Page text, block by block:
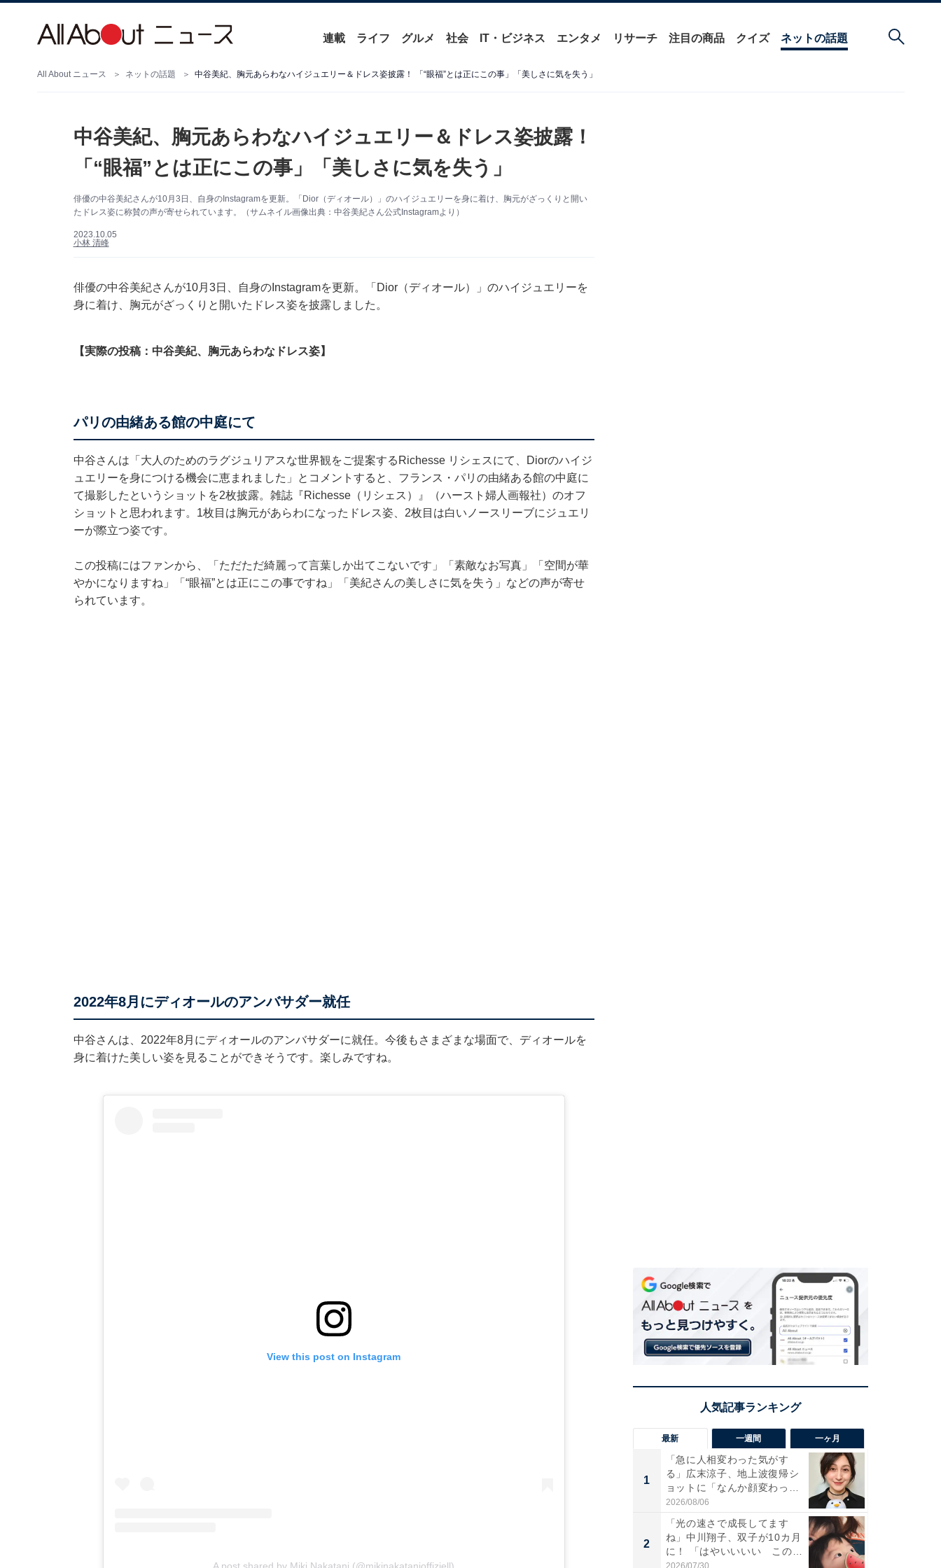
連載 ライフ グルメ 社会 IT・ビジネス エンタメ リサーチ 注目の商品 クイズ ネットの話題
All About ニュース ネットの話題 中谷美紀、胸元あらわなハイジュエリー＆ドレス姿披露！ 「“眼福”とは正にこの事」「美しさに気を失う」
中谷美紀、胸元あらわなハイジュエリー＆ドレス姿披露！
「“眼福”とは正にこの事」「美しさに気を失う」
俳優の中谷美紀さんが10月3日、自身のInstagramを更新。「Dior（ディオール）」のハイジュエリーを身に着け、胸元がざっくりと開い
たドレス姿に称賛の声が寄せられています。（サムネイル画像出典：中谷美紀さん公式Instagramより）
2023.10.05
小林 清峰
俳優の中谷美紀さんが10月3日、自身のInstagramを更新。「Dior（ディオール）」のハイジュエリーを
身に着け、胸元がざっくりと開いたドレス姿を披露しました。
【実際の投稿：中谷美紀、胸元あらわなドレス姿】
パリの由緒ある館の中庭にて
中谷さんは「大人のためのラグジュリアスな世界観をご提案するRichesse リシェスにて、Diorのハイジ
ュエリーを身につける機会に恵まれました」とコメントすると、フランス・パリの由緒ある館の中庭に
て撮影したというショットを2枚披露。雑誌『Richesse（リシェス）』（ハースト婦人画報社）のオフ
ショットと思われます。1枚目は胸元があらわになったドレス姿、2枚目は白いノースリーブにジュエリ
ーが際立つ姿です。
この投稿にはファンから、「ただただ綺麗って言葉しか出てこないです」「素敵なお写真」「空間が華
やかになりますね」「“眼福”とは正にこの事ですね」「美紀さんの美しさに気を失う」などの声が寄せ
られています。
2022年8月にディオールのアンバサダー就任
中谷さんは、2022年8月にディオールのアンバサダーに就任。今後もさまざまな場面で、ディオールを
身に着けた美しい姿を見ることができそうです。楽しみですね。
View this post on Instagram
最新 一週間 一ヶ月
1
「急に人相変わった気がす
る」広末涼子、地上波復帰シ
ョットに「なんか顔変わっ
た」の...
2026/08/06
2
「光の速さで成長してます
ね」中川翔子、双子が10カ月
に！ 「はやいいいい この
前...